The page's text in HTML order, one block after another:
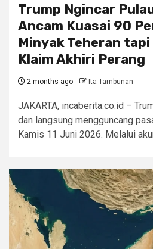
Trump Ngincar
Ancam Kuasai 90
Minyak Teheran
Klaim Akhiri Perang
2 months ago Ita Tambunan
JAKARTA, incaberita.co.id –
dan langsung mengguncang
Kamis 11 Juni 2026. Melalui